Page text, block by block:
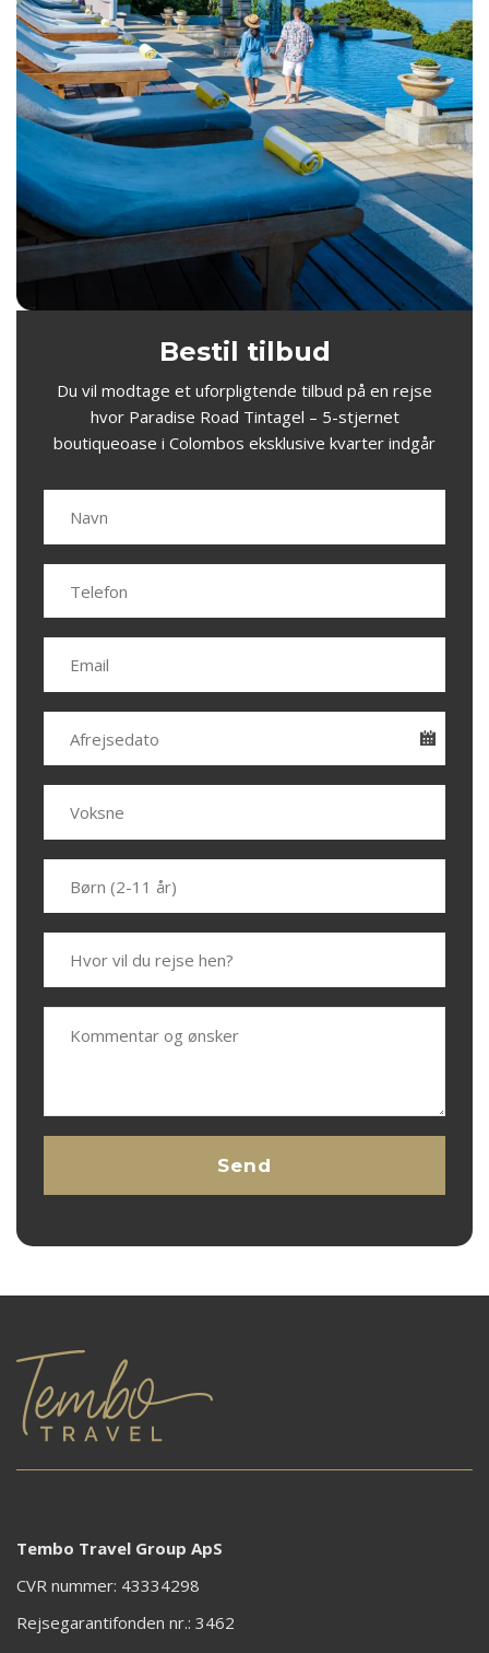
Bestil tilbud
Du vil modtage et uforpligtende tilbud på en rejse
hvor Paradise Road Tintagel – 5-stjernet
boutiqueoase i Colombos eksklusive kvarter indgår
Tembo Travel Group ApS
CVR nummer: 43334298
Rejsegarantifonden nr.: 3462